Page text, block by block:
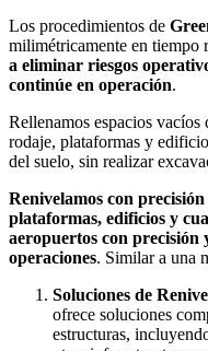
Los procedimientos de
milimétricamente en tiempo
a eliminar riesgos
continúe en operación.
Rellenamos espacios vacíos
rodaje, plataformas y
del suelo, sin realizar
Renivelamos con
plataformas, edificios y
aeropuertos con
operaciones. Similar a una
Soluciones de
ofrece soluciones
estructuras,